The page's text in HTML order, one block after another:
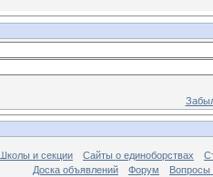
Школы и секции Сайты о единоборствах
Доска объявлений
Форум Вопросы